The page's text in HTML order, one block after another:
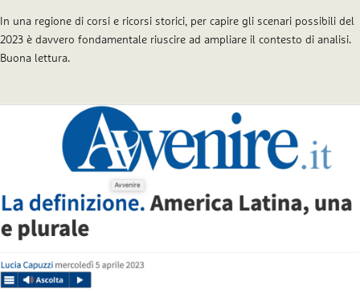
In una regione di corsi e ricorsi storici, per capire gli scenari possibili del
2023 è davvero fondamentale riuscire ad ampliare il contesto di analisi.
Buona lettura.